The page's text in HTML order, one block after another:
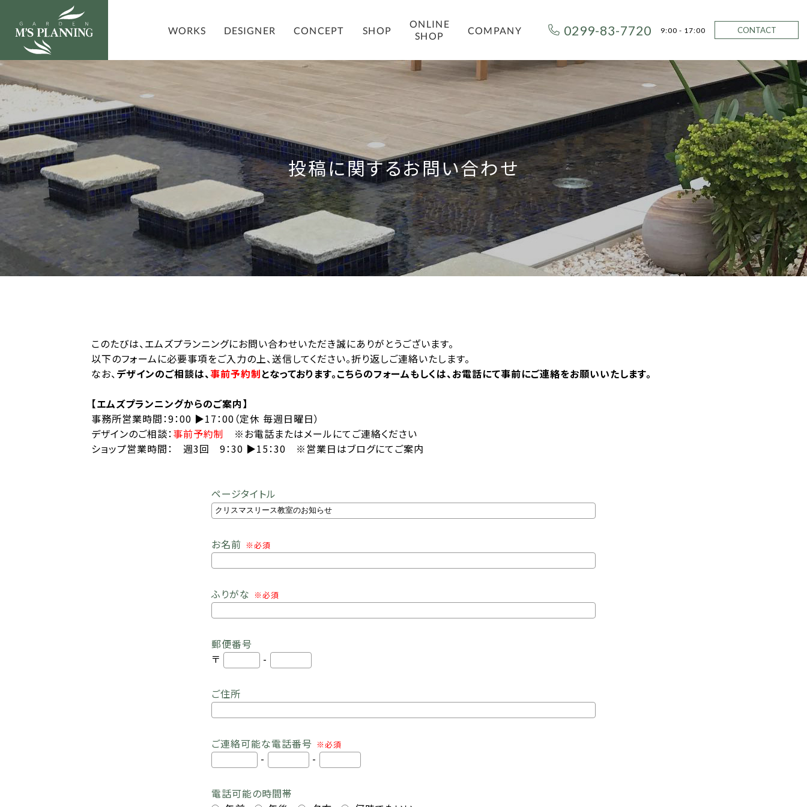
WORKS DESIGNER CONCEPT SHOP
ONLINE
SHOP COMPANY 0299-83-7720 9:00 - 17:00 CONTACT
投稿に関するお問い合わせ
このたびは、エムズプランニングにお問い合わせいただき誠にありがとうございます。
以下のフォームに必要事項をご入力の上、送信してください。折り返しご連絡いたします。
なお、デザインのご相談は、事前予約制となっております。こちらのフォームもしくは、お電話にて事前にご連絡をお願いいたします。
【エムズプランニングからのご案内】
事務所営業時間：9：00 ▶︎17：00（定休 毎週日曜日）
デザインのご相談：事前予約制 ※お電話またはメールにてご連絡ください
ショップ営業時間： 週3回 9：30 ▶︎15：30 ※営業日はブログにてご案内
ページタイトル
お名前 ※必須
ふりがな ※必須
郵便番号
〒
-
ご住所
ご連絡可能な電話番号 ※必須
- -
電話可能の時間帯